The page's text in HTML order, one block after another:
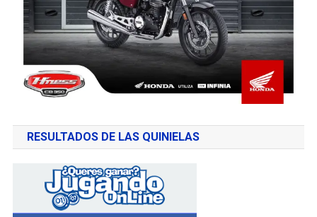
RESULTADOS DE LAS QUINIELAS